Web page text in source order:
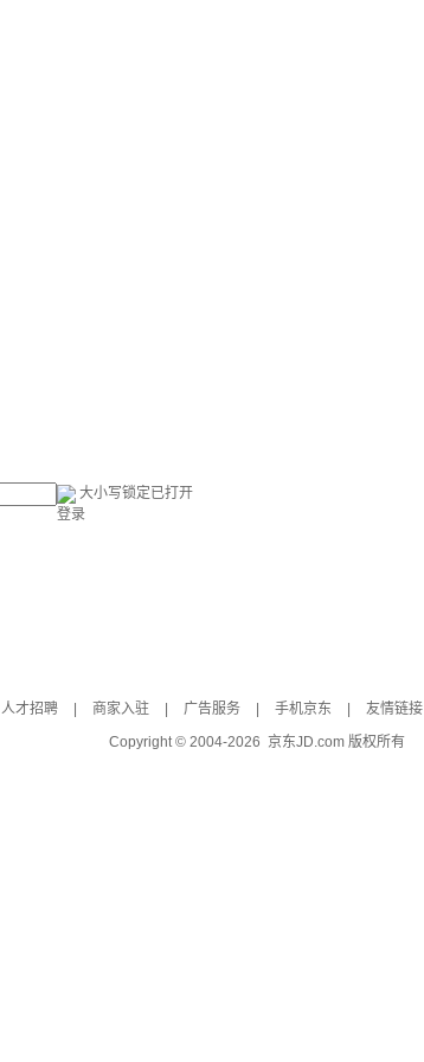
大小写锁定已打开
登录
人才招聘 商家入驻 广告服务 手机京东 友情链接
Copyright © 2004-2026 京东JD.com 版权所有